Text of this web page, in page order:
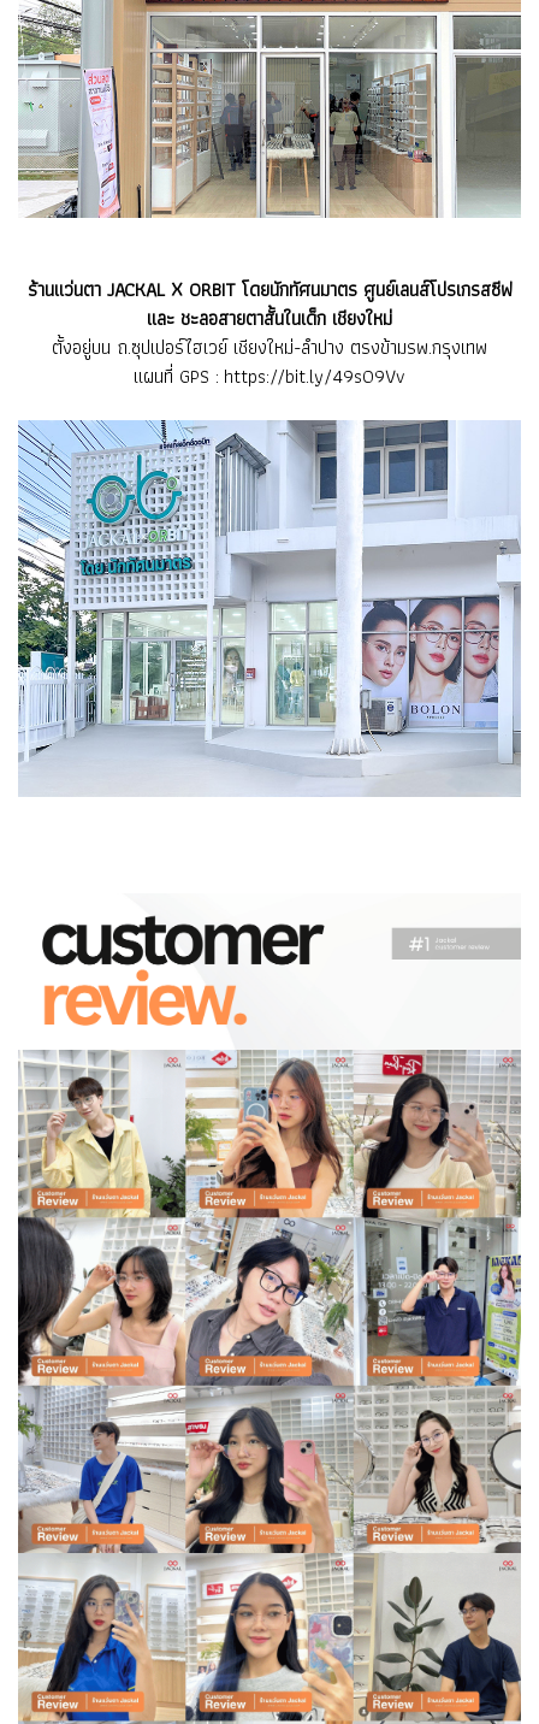
ร้านแว่นตา JACKAL X ORBIT โดยนักทัศนมาตร ศูนย์เลนส์โปรเกรสซีฟ
และ ชะลอสายตาสั้นในเด็ก เชียงใหม่
ตั้งอยู่บน ถ.ซุปเปอร์ไฮเวย์ เชียงใหม่-ลำปาง ตรงข้ามรพ.กรุงเทพ
แผนที่ GPS : https://bit.ly/49s09Vv